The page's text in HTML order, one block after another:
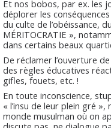
Et nos bobos, par ex. les
déplorer les
du culte de l’obéissance,
MÉRITOCRATIE »,
dans certains beaux
De réclamer l’ouverture
des règles éducatives
gifles, fouets, etc. !
En toute inconscience,
« l’insu de leur plein gré
monde musulman où on